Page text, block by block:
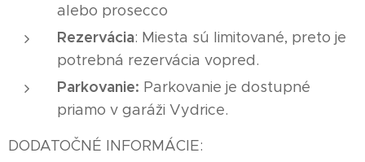
alebo prosecco
Rezervácia: Miesta sú limitované, preto je
potrebná rezervácia vopred.
Parkovanie: Parkovanie je dostupné
priamo v garáži Vydrice.
DODATOČNÉ INFORMÁCIE: